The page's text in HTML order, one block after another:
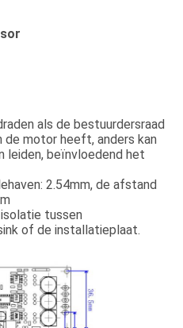
als de bestuurdersraad
motor heeft, anders kan
leiden, beïnvloedend het
2.54mm, de afstand
tussen
of de installatieplaat.